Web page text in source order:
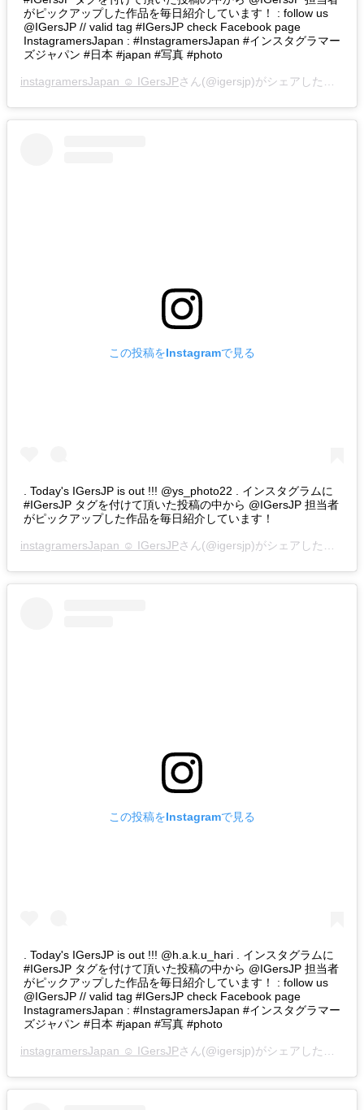
がピックアップした作品を毎日紹介しています！ : follow us
@IGersJP // valid tag #IGersJP check Facebook page
InstagramersJapan : #InstagramersJapan #インスタグラマー
ズジャパン #日本 #japan #写真 #photo
instagramersJapan ☺︎ IGersJPさん(@igersjp)がシェアした投稿 –
この投稿をInstagramで見る
. Today's IGersJP is out !!! @ys_photo22 . インスタグラムに
#IGersJP タグを付けて頂いた投稿の中から @IGersJP 担当者
がピックアップした作品を毎日紹介しています！
instagramersJapan ☺︎ IGersJPさん(@igersjp)がシェアした投稿 –
この投稿をInstagramで見る
. Today's IGersJP is out !!! @h.a.k.u_hari . インスタグラムに
#IGersJP タグを付けて頂いた投稿の中から @IGersJP 担当者
がピックアップした作品を毎日紹介しています！ : follow us
@IGersJP // valid tag #IGersJP check Facebook page
InstagramersJapan : #InstagramersJapan #インスタグラマー
ズジャパン #日本 #japan #写真 #photo
instagramersJapan ☺︎ IGersJPさん(@igersjp)がシェアした投稿 –